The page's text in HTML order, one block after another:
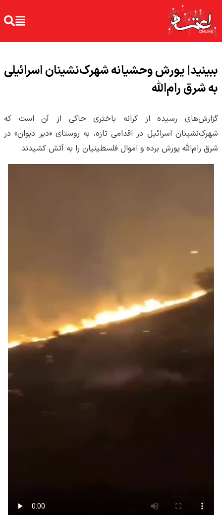
ببینید| یورش وحشیانه شهرک‌نشینان اسرائیلی
به شرق رام‌الله
گزارش‌های رسیده از کرانه باختری حاکی از آن است که
شهرک‌نشینان اسرائیل در اقدامی تازه، به روستای «دیر دبوان» در
شرق رام‌الله یورش برده و اموال فلسطینیان را به آتش کشیدند.